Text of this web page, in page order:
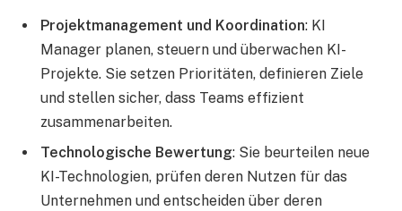
Projektmanagement und Koordination: KI
Manager planen, steuern und überwachen KI-
Projekte. Sie setzen Prioritäten, definieren Ziele
und stellen sicher, dass Teams effizient
zusammenarbeiten.
Technologische Bewertung: Sie beurteilen neue
KI-Technologien, prüfen deren Nutzen für das
Unternehmen und entscheiden über deren